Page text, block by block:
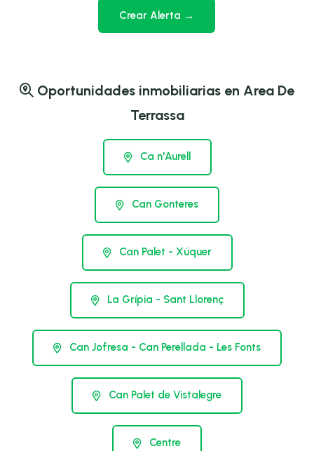
Crear Alerta →
Oportunidades inmobiliarias en Area De
Terrassa
Ca n'Aurell
Can Gonteres
Can Palet - Xúquer
La Grípia - Sant Llorenç
Can Jofresa - Can Perellada - Les Fonts
Can Palet de Vistalegre
Centre